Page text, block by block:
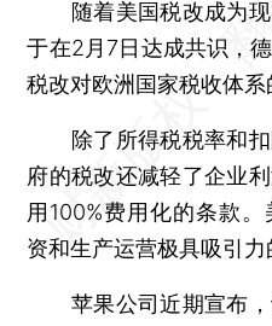
随着美国税改成为现
于在2月7日达成共识，
税改对欧洲国家税收体系
除了所得税税率和扣
府的税改还减轻了企业
用100%费用化的条款
资和生产运营极具吸引力
苹果公司近期宣布，